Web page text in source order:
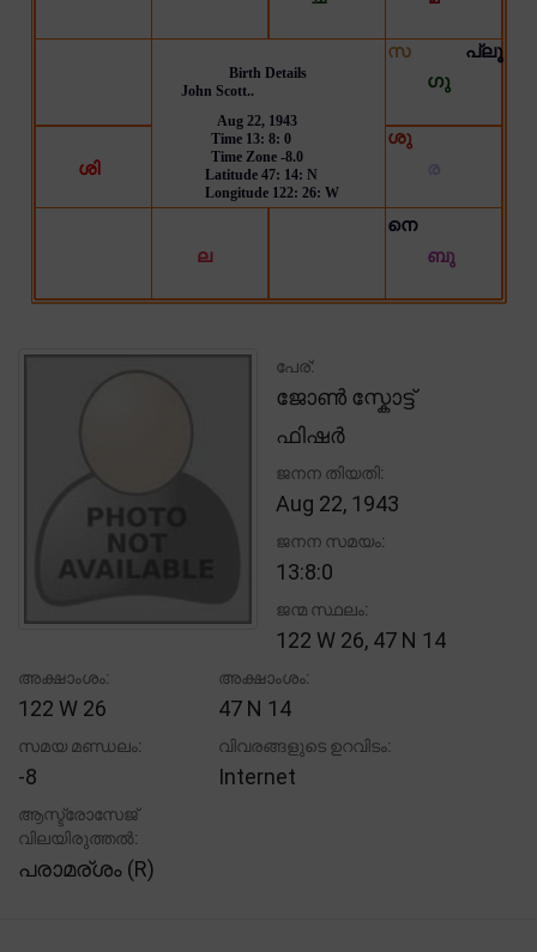
പേര്:
ജോൺ സ്കോട്ട്
ഫിഷർ
ജനന തിയതി:
Aug 22, 1943
ജനന സമയം:
13:8:0
ജന്മ സ്ഥലം:
122 W 26, 47 N 14
അക്ഷാംശം:
122 W 26
അക്ഷാംശം:
47 N 14
സമയ മണ്ഡലം:
-8
വിവരങ്ങളുടെ ഉറവിടം:
Internet
ആസ്ട്രോസേജ്
വിലയിരുത്തൽ:
പരാമര്ശം (R)